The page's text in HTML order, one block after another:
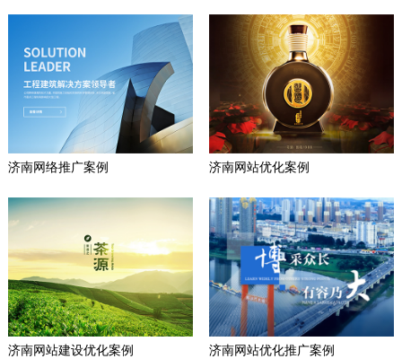
济南网络推广案例 济南网站优化案例
济南网站建设优化案例 济南网站优化推广案例